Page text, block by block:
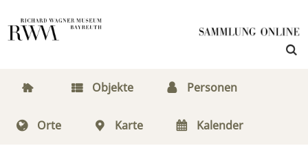
Objekte Personen
Orte Karte Kalender